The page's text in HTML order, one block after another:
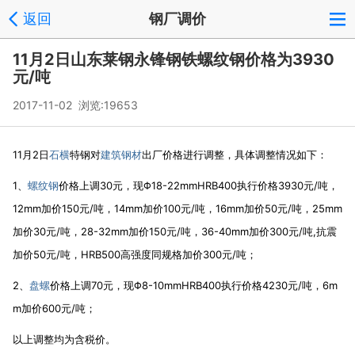
返回 钢厂调价
11月2日山东莱钢永锋钢铁螺纹钢价格为3930
元/吨
2017-11-02 浏览:19653
11月2日石横特钢对建筑钢材出厂价格进行调整，具体调整情况如下：
1、 螺纹钢价格上调30元，现Φ18-22mmHRB400执行价格3930元/吨，
12mm加价150元/吨，14mm加价100元/吨，16mm加价50元/吨，25mm
加价30元/吨，28-32mm加价150元/吨，36-40mm加价300元/吨,抗震
加价50元/吨，HRB500高强度同规格加价300元/吨；
2、 盘螺价格上调70元，现Φ8-10mmHRB400执行价格4230元/吨，6m
m加价600元/吨；
以上调整均为含税价。